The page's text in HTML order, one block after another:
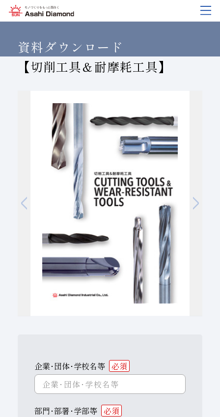
企業情報
旭ダイヤについて
会社概要
経営理念
事業紹介
マルチステークホルダー
製品紹介
業種から探す
工具の種類から探す
加工方法から探す
ワークから探す
技術情報
ダイヤモンド工具・CBN工具の基礎知識
教えて！研削工具
トラブルシューティング
ご使用上の注意
各製品の安全な取扱いについて
研究開発
研究開発について
対外発表一覧
イノベーションストーリー
サステナビリティ
サステナビリティポリシー
コーポレート・ガバナンス
マテリアリティ
リスクマネジメント（BCM）
環境への取り組み
サステナビリティブックレット
IR情報
株式に関する諸手続き
財務ハイライト
メッセージ
ディスクロージャーポリシー
資料ダウンロード
【切削工具＆耐摩耗工具】
企業･団体･学校名等 必須
部門･部署･学部等 必須